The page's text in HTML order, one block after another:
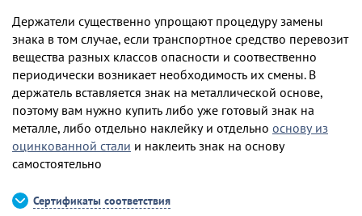
Держатели существенно упрощают процедуру замены
знака в том случае, если транспортное средство перевозит
вещества разных классов опасности и соотвественно
периодически возникает необходимость их смены. В
держатель вставляется знак на металлической основе,
поэтому вам нужно купить либо уже готовый знак на
металле, либо отдельно наклейку и отдельно основу из
оцинкованной стали и наклеить знак на основу
самостоятельно
Сертификаты соответствия